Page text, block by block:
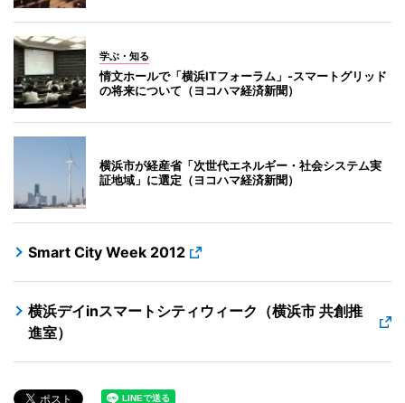
学ぶ・知る
情文ホールで「横浜ITフォーラム」-スマートグリッド
の将来について（ヨコハマ経済新聞）
横浜市が経産省「次世代エネルギー・社会システム実
証地域」に選定（ヨコハマ経済新聞）
Smart City Week 2012
横浜デイinスマートシティウィーク（横浜市 共創推
進室）